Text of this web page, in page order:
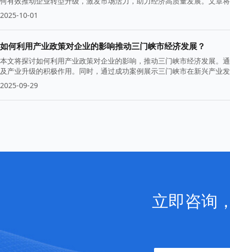
2025-10-01
如何利用产业政策对企业的影响推动三门峡市经济发展？
本文将探讨如何利用产业政策对企业的影响，推动三门峡市经济发展。
及产业升级的积极作用。同时，通过成功案例展示三门峡市在新兴产业
2025-09-29
立即咨询